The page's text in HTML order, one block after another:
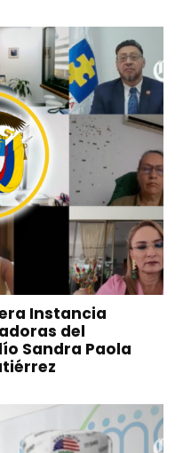
Instancia
del
Sandra Paola